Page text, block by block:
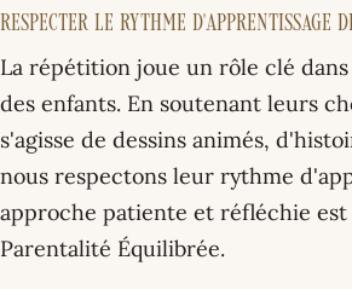
Respecter le Rythme d'Apprentissage
La répétition joue un rôle clé
des enfants. En soutenant leurs
s'agisse de dessins animés,
nous respectons leur rythme
approche patiente et réfléchie
Parentalité Équilibrée.